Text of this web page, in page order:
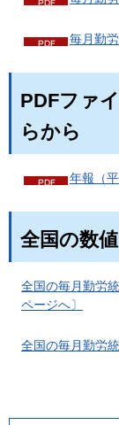
毎月勤
PDFファ
らから
年報（
全国の数値
全国の毎月勤労
ページへ〕
全国の毎月勤労